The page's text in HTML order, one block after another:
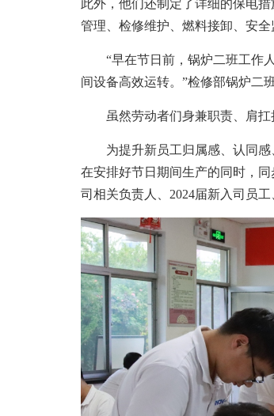
此外，他们还制定了详细的保电
管理、检修维护、燃料接卸、安全
“早在节日前，锅炉二班工作人
间设备高效运转。”检修部锅炉二
虽然劳动者们身兼职责、肩扛
为提升新员工归属感、认同感
在安排好节日期间生产的同时，
司相关负责人、2024届新入司员